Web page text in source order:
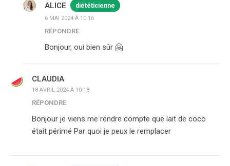
ALICE diététicienne
6 MAI 2024 À 10:16
RÉPONDRE
Bonjour, oui bien sûr 🤗
CLAUDIA
18 AVRIL 2024 À 10:18
RÉPONDRE
Bonjour je viens me rendre compte que lait de coco
était périmé Par quoi je peux le remplacer